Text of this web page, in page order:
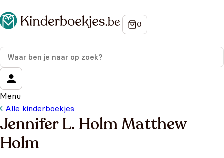
Menu
Alle kinderboekjes
Jennifer L. Holm Matthew
Holm